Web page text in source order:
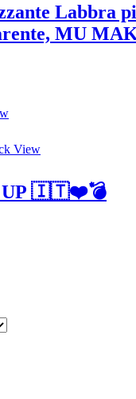
Labbra
MU
View
UP 🇮🇹❤️💣